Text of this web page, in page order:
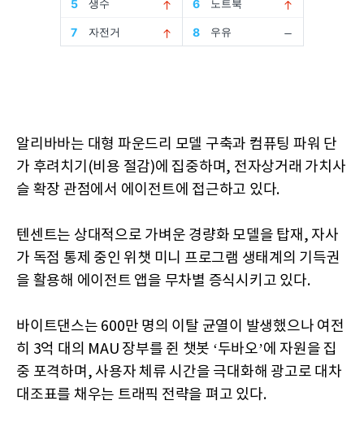
알리바바는 대형 파운드리 모델 구축과 컴퓨팅 파워 단
가 후려치기(비용 절감)에 집중하며, 전자상거래 가치사
슬 확장 관점에서 에이전트에 접근하고 있다.
텐센트는 상대적으로 가벼운 경량화 모델을 탑재, 자사
가 독점 통제 중인 위챗 미니 프로그램 생태계의 기득권
을 활용해 에이전트 앱을 무차별 증식시키고 있다.
바이트댄스는 600만 명의 이탈 균열이 발생했으나 여전
히 3억 대의 MAU 장부를 쥔 챗봇 ‘두바오’에 자원을 집
중 포격하며, 사용자 체류 시간을 극대화해 광고로 대차
대조표를 채우는 트래픽 전략을 펴고 있다.